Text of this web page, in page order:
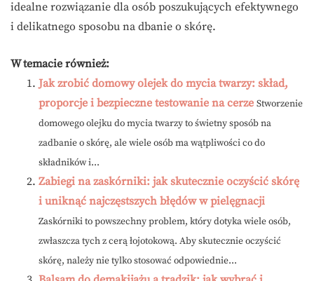
idealne rozwiązanie dla osób poszukujących efektywnego
i delikatnego sposobu na dbanie o skórę.
W temacie również:
Jak zrobić domowy olejek do mycia twarzy: skład,
proporcje i bezpieczne testowanie na cerze Stworzenie
domowego olejku do mycia twarzy to świetny sposób na
zadbanie o skórę, ale wiele osób ma wątpliwości co do
składników i...
Zabiegi na zaskórniki: jak skutecznie oczyścić skórę
i uniknąć najczęstszych błędów w pielęgnacji
Zaskórniki to powszechny problem, który dotyka wiele osób,
zwłaszcza tych z cerą łojotokową. Aby skutecznie oczyścić
skórę, należy nie tylko stosować odpowiednie...